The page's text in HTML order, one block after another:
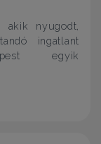
akik nyugodt,
ingatlant
egyik